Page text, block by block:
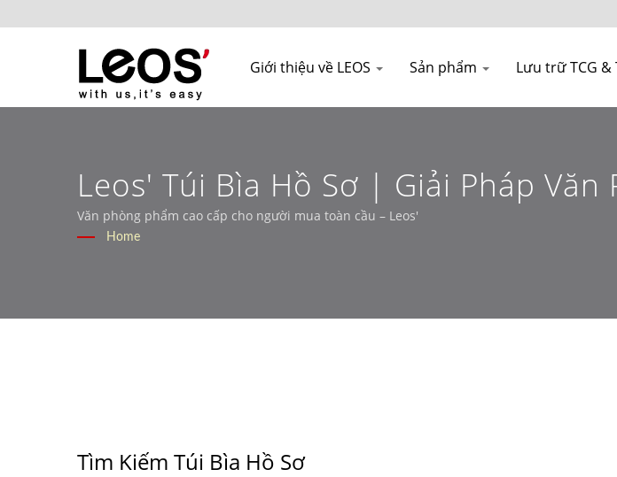
Giới thiệu về LEOS Sản phẩm Lưu trữ TCG &
Leos' Túi Bìa Hồ Sơ | Giải Pháp Văn
Cho Thị Trường Bán Lẻ Và B2B –
Văn phòng phẩm cao cấp cho người mua toàn cầu – Leos'
Home
Tìm Kiếm Túi Bìa Hồ Sơ